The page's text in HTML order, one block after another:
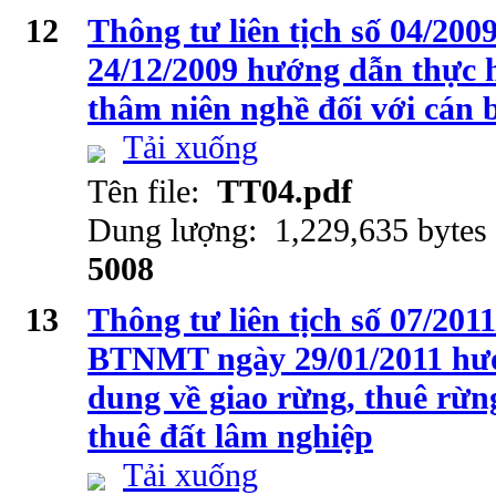
12
Thông tư liên tịch số 04/
24/12/2009 hướng dẫn thực
thâm niên nghề đối với cán
Tải xuống
Tên file: TT04.pdf
Dung lượng: 1,229,635
5008
13
Thông tư liên tịch số 07/
BTNMT ngày 29/01/2011
dung về giao rừng, thuê
thuê đất lâm nghiệp
Tải xuống